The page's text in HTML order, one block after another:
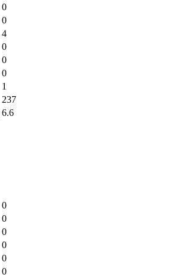
0
0
4
0
0
0
1
237
6.6
0
0
0
0
0
0